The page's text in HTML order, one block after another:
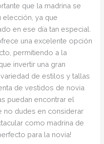
que la madrina se
elección, ya que
en ese día tan especial.
una excelente opción
permitiendo a la
invertir una gran
de estilos y tallas
de vestidos de novia
puedan encontrar el
no dudes en considerar
como madrina de
para la novia!